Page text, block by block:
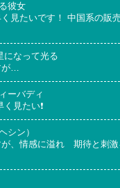
彼女
見たいです！ 中国系の販
になって光る
が…
ーバディ
見たい❗
シン）
、情感に溢れ 期待と刺激